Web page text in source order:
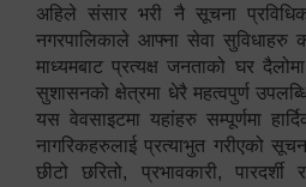
अहिले संसार भरी नै सूचना
नगरपालिकाले आफ्ना सेवा सुविधाहरु
माध्यमबाट प्रत्यक्ष जनताको घर
सुशासनको क्षेत्रमा धेरै महत्वपुर्ण
यस वेवसाइटमा यहांहरु सम्पूर्णमा
नागरिकहरुलाई प्रत्याभुत गरीएको
छीटो छरितो, प्रभावकारी,